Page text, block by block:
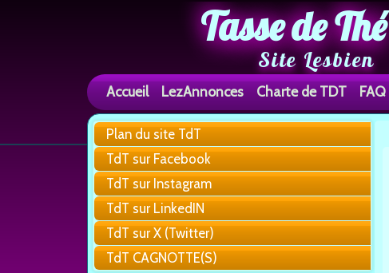
Tasse de Thé
Site Lesbien
Accueil LezAnnonces Charte de TDT FAQ
Plan du site TdT
TdT sur Facebook
TdT sur Instagram
TdT sur LinkedIN
TdT sur X (Twitter)
TdT CAGNOTTE(S)